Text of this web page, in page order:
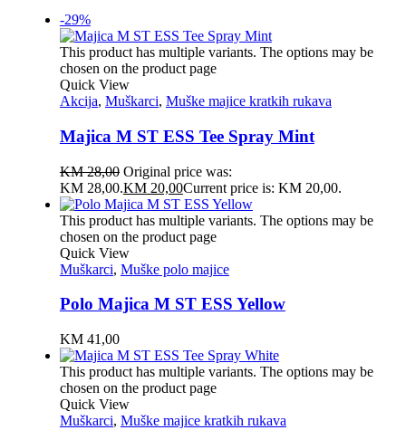
-29%
This product has multiple variants. The options may be
chosen on the product page
Quick View
Akcija, Muškarci, Muške majice kratkih rukava
Majica M ST ESS Tee Spray Mint
KM28,00 Original price was:
KM 28,00.KM20,00Current price is: KM 20,00.
This product has multiple variants. The options may be
chosen on the product page
Quick View
Muškarci, Muške polo majice
Polo Majica M ST ESS Yellow
KM41,00
This product has multiple variants. The options may be
chosen on the product page
Quick View
Muškarci, Muške majice kratkih rukava